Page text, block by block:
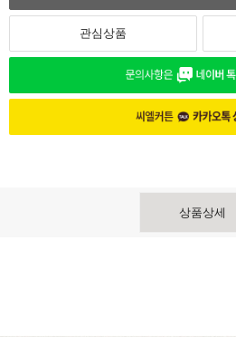
관심상품
상품상세